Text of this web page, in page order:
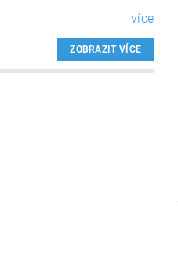
více
ZOBRAZIT VÍCE